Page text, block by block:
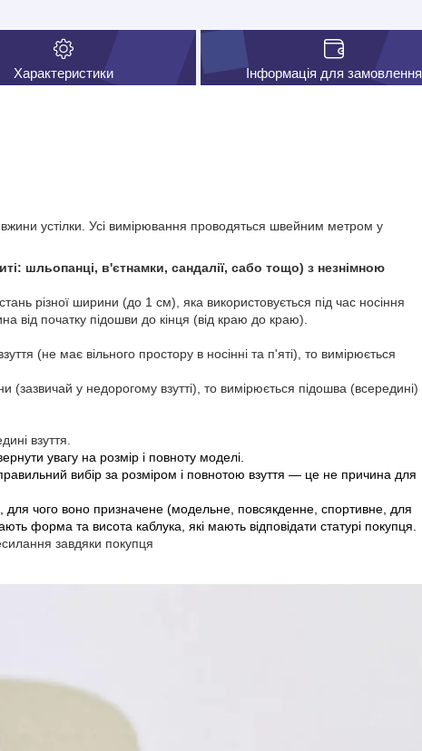
Характеристики Інформація для замовлення
устілки. Усі вимірювання проводяться швейним метром у
шльопанці, в'єтнамки, сандалії, сабо тощо) з незнімною
різної ширини (до 1 см), яка використовується під час носіння
від початку підошви до кінця (від краю до краю).
(не має вільного простору в носінні та п'яті), то вимірюється
(зазвичай у недорогому взутті), то вимірюється підошва (всередині)
взуття.
увагу на розмір і повноту моделі.
вибір за розміром і повнотою взуття — це не причина для
для чого воно призначене (модельне, повсякденне, спортивне, для
форма та висота каблука, які мають відповідати статурі покупця.
завдяки покупця